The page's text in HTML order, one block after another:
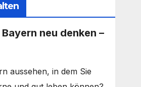
neu denken –
aussehen, in dem Sie